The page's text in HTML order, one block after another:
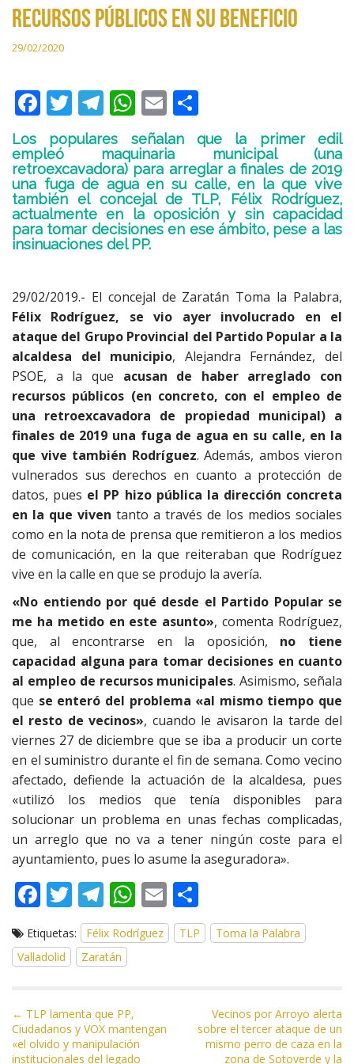
recursos públicos en su beneficio
29/02/2020
F
ac
e
b
o
o
k
T
w
itt
er
T
el
e
gr
a
m
W
h
at
s
A
p
p
E
m
ai
l
o
m
p
ar
ti
Los populares señalan que la primer edil
empleó maquinaria municipal (una
retroexcavadora) para arreglar a finales de 2019
una fuga de agua en su calle, en la que vive
también el concejal de TLP, Félix Rodríguez,
actualmente en la oposición y sin capacidad
para tomar decisiones en ese ámbito, pese a las
insinuaciones del PP.
29/02/2019.- El concejal de Zaratán Toma la Palabra,
Félix Rodríguez, se vio ayer involucrado en el
ataque del Grupo Provincial del Partido Popular a la
alcaldesa del municipio, Alejandra Fernández, del
PSOE, a la que acusan de haber arreglado con
recursos públicos (en concreto, con el empleo de
una retroexcavadora de propiedad municipal) a
finales de 2019 una fuga de agua en su calle, en la
que vive también Rodríguez. Además, ambos vieron
vulnerados sus derechos en cuanto a protección de
datos, pues el PP hizo pública la dirección concreta
en la que viven tanto a través de los medios sociales
como en la nota de prensa que remitieron a los medios
de comunicación, en la que reiteraban que Rodríguez
vive en la calle en que se produjo la avería.
«No entiendo por qué desde el Partido Popular se
me ha metido en este asunto», comenta Rodríguez,
que, al encontrarse en la oposición, no tiene
capacidad alguna para tomar decisiones en cuanto
al empleo de recursos municipales. Asimismo, señala
que se enteró del problema «al mismo tiempo que
el resto de vecinos», cuando le avisaron la tarde del
viernes 27 de diciembre que se iba a producir un corte
en el suministro durante el fin de semana. Como vecino
afectado, defiende la actuación de la alcaldesa, pues
«utilizó los medios que tenía disponibles para
solucionar un problema en unas fechas complicadas,
un arreglo que no va a tener ningún coste para el
ayuntamiento, pues lo asume la aseguradora».
F
e
b
o
k
T
w
itt
er
T
el
e
gr
m
W
h
at
p
p
E
m
ai
o
m
ti
r
Etiquetas: Félix Rodríguez TLP
Toma la Palabra
Valladolid
Zaratán
N
a
v
← TLP lamenta que PP,
Ciudadanos y VOX mantengan
«el olvido y manipulación
institucionales del legado
Vecinos por Arroyo alerta
sobre el tercer ataque de un
mismo perro de caza en la
zona de Sotoverde y la